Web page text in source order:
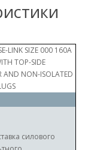
LINK SIZE 000 160A
TOP-SIDE
AND NON-ISOLATED
силового